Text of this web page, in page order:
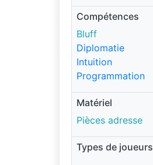
Compétences
Bluff
Diplomatie
Intuition
Programmation
Matériel
Pièces adresse
Types de joueurs